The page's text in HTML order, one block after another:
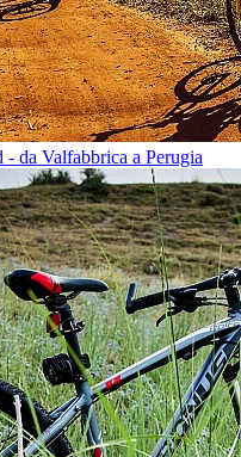
da Valfabbrica a Perugia